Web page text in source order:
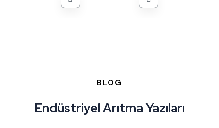
BLOG
Endüstriyel Arıtma Yazıları